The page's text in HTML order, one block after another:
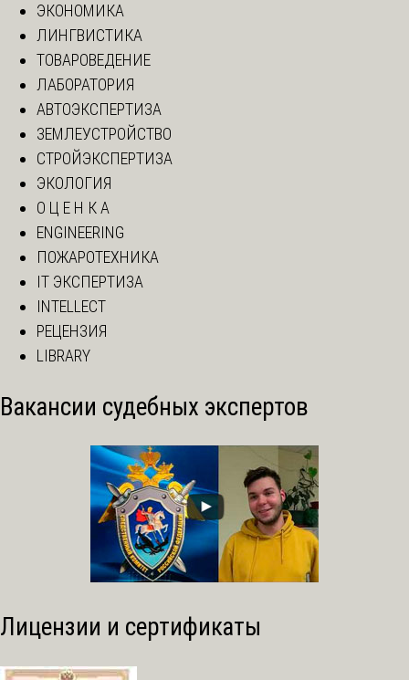
ЭКОНОМИКА
ЛИНГВИСТИКА
ТОВАРОВЕДЕНИЕ
ЛАБОРАТОРИЯ
АВТОЭКСПЕРТИЗА
ЗЕМЛЕУСТРОЙСТВО
СТРОЙЭКСПЕРТИЗА
ЭКОЛОГИЯ
О Ц Е Н К А
ENGINEERING
ПОЖАРОТЕХНИКА
IT ЭКСПЕРТИЗА
INTELLECT
РЕЦЕНЗИЯ
LIBRARY
Вакансии судебных экспертов
Лицензии и сертификаты